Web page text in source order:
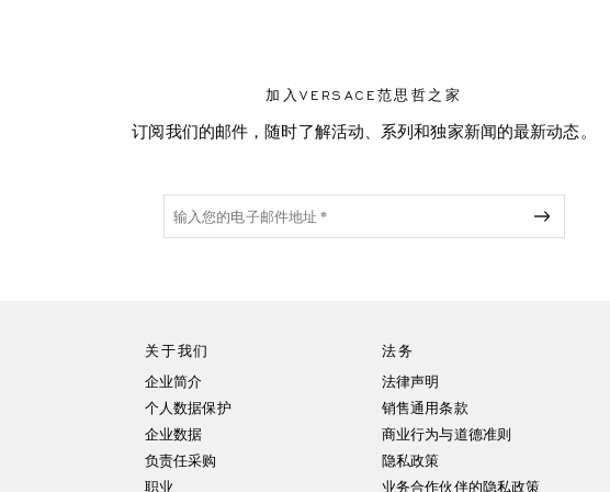
加入VERSACE范思哲之家
订阅我们的邮件，随时了解活动、系列和独家新闻的最新动态。
关于我们
企业简介
个人数据保护
企业数据
负责任采购
职业
法务
法律声明
销售通用条款
商业行为与道德准则
隐私政策
业务合作伙伴的隐私政策